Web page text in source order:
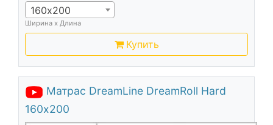
160х200
Ширина х Длина
Купить
Матрас DreamLine DreamRoll Hard
160х200